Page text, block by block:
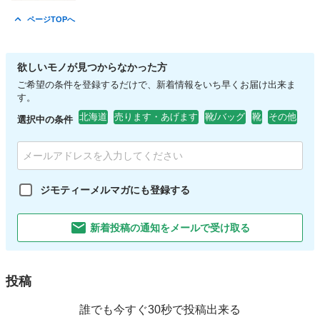
ページTOPへ
欲しいモノが見つからなかった方
ご希望の条件を登録するだけで、新着情報をいち早くお届け出来ま
す。
選択中の条件 北海道 売ります・あげます 靴/バッグ 靴 その他
ジモティーメルマガにも登録する
新着投稿の通知をメールで受け取る
投稿
誰でも今すぐ30秒で投稿出来る